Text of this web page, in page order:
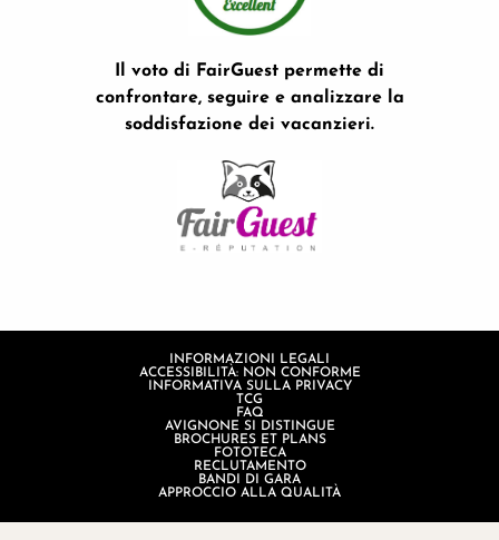
Il voto di FairGuest permette di
confrontare, seguire e analizzare la
soddisfazione dei vacanzieri.
INFORMAZIONI LEGALI
ACCESSIBILITÀ: NON CONFORME
INFORMATIVA SULLA PRIVACY
TCG
FAQ
AVIGNONE SI DISTINGUE
BROCHURES ET PLANS
FOTOTECA
RECLUTAMENTO
BANDI DI GARA
APPROCCIO ALLA QUALITÀ